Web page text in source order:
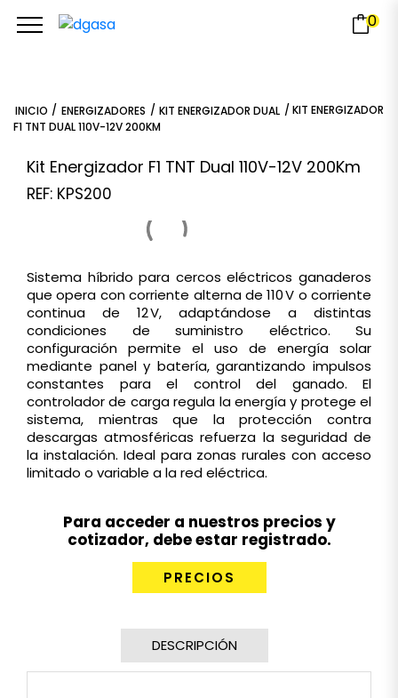
0
INICIO / ENERGIZADORES / KIT ENERGIZADOR DUAL / KIT ENERGIZADOR
F1 TNT DUAL 110V-12V 200KM
Kit Energizador F1 TNT Dual 110V-12V 200Km
REF: KPS200
Sistema híbrido para cercos eléctricos ganaderos
que opera con corriente alterna de 110 V o corriente
continua de 12 V, adaptándose a distintas
condiciones de suministro eléctrico. Su
configuración permite el uso de energía solar
mediante panel y batería, garantizando impulsos
constantes para el control del ganado. El
controlador de carga regula la energía y protege el
sistema, mientras que la protección contra
descargas atmosféricas refuerza la seguridad de
la instalación. Ideal para zonas rurales con acceso
limitado o variable a la red eléctrica.
Para acceder a nuestros precios y
cotizador, debe estar registrado.
PRECIOS
DESCRIPCIÓN